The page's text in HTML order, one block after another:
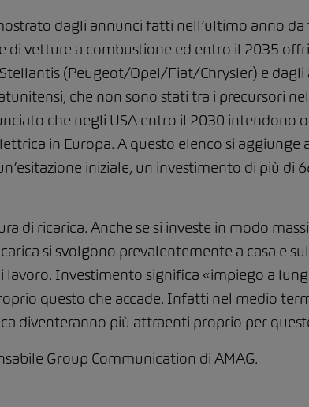
dagli annunci fatti nell’ultimo anno
di vetture a combustione ed entro il 2035
(Peugeot/Opel/Fiat/Chrysler) e
che non sono stati tra i precursori
che negli USA entro il 2030 intendono
in Europa. A questo elenco si aggiunge
iniziale, un investimento di più di
di ricarica. Anche se si investe in modo
si svolgono prevalentemente a casa e
lavoro. Investimento significa «impiego a
questo che accade. Infatti nel medio
diventeranno più attraenti proprio per
Group Communication di AMAG.